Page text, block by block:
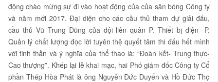
động chào mừng sự đi vào hoạt động của của sân bóng Công ty
và năm mới 2017. Đại diện cho các cầu thủ tham dự giải đấu,
cầu thủ Vũ Trung Dũng của đội liên quân P. Thiết bị điện- P.
Quản lý chất lượng đọc lời tuyên thệ quyết tâm thi đấu hết mình
với tinh thần và ý nghĩa của thể thao là: “Đoàn kết- Trung thực-
Cao thượng”. Khép lại lễ khai mạc, hai Phó giám đốc Công ty Cổ
phần Thép Hòa Phát là ông Nguyễn Đức Duyến và Hồ Đức Thọ